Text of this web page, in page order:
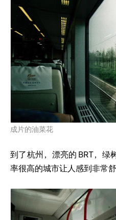
成片的油菜花
到了杭州，漂亮的 BRT，绿
率很高的城市让人感到非常舒